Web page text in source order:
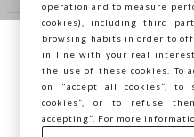
ΠΡΑΚΤΟΡΕΙΟ
ΕΠΙΚΟΙΝΩΝΗΣΤΕ ΜΑΖΙ ΜΑΣ
Περιηγείστε στο
να αποθηκεύσετε την
operation and to measure
cookies), including third
browsing habits in order to
in line with your real
the use of these cookies. To
on "accept all cookies”, to
cookies”, or to refuse
accepting”. For more